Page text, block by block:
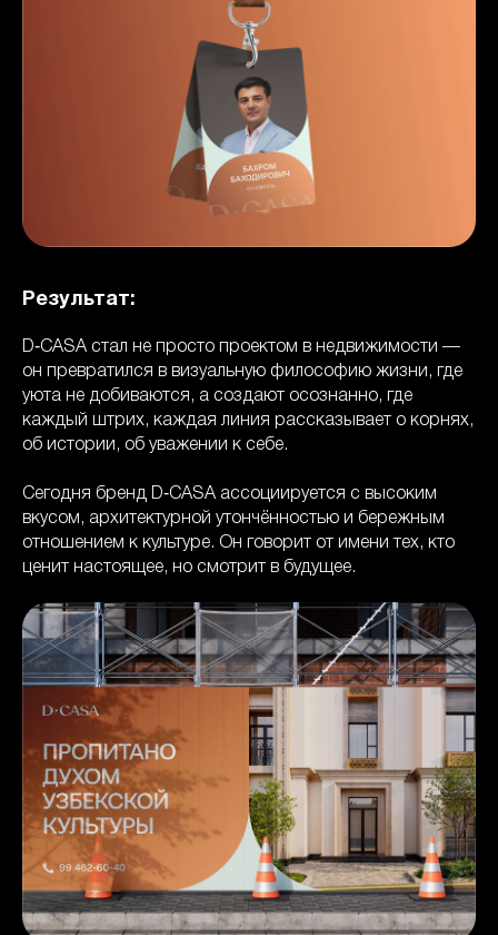
Результат:
D‑CASA стал не просто проектом в недвижимости —
он превратился в визуальную философию жизни, где
уюта не добиваются, а создают осознанно, где
каждый штрих, каждая линия рассказывает о корнях,
об истории, об уважении к себе.
Сегодня бренд D‑CASA ассоциируется с высоким
вкусом, архитектурной утончённостью и бережным
отношением к культуре. Он говорит от имени тех, кто
ценит настоящее, но смотрит в будущее.